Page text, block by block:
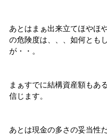
あとはまぁ出来立てほやほ
の危険度は、、、如何とも
が・・。
まぁすでに結構資産額もあ
信じます。
あとは現金の多さの妥当性